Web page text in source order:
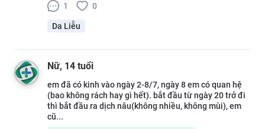
1 0
Da Liễu
Nữ, 14 tuổi
em đã có kinh vào ngày 2-8/7, ngày 8 em có quan hệ
(bao không rách hay gì hết). bắt đầu từ ngày 20 trở đi
thì bắt đầu ra dịch nâu(không nhiều, không mùi), em
cũ...